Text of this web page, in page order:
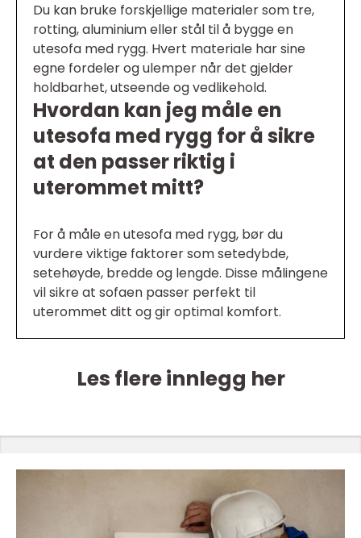
Du kan bruke forskjellige materialer som tre,
rotting, aluminium eller stål til å bygge en
utesofa med rygg. Hvert materiale har sine
egne fordeler og ulemper når det gjelder
holdbarhet, utseende og vedlikehold.
Hvordan kan jeg måle en
utesofa med rygg for å sikre
at den passer riktig i
uterommet mitt?
For å måle en utesofa med rygg, bør du
vurdere viktige faktorer som setedybde,
setehøyde, bredde og lengde. Disse målingene
vil sikre at sofaen passer perfekt til
uterommet ditt og gir optimal komfort.
Les flere innlegg her